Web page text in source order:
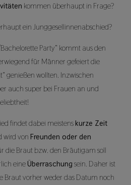
kommen überhaupt in Frage?
ein Junggesellinnenabschied?
Party“ kommt aus den
für Männer gefeiert die
genießen wollten. Inzwischen
auch super bei Frauen an und
findet dabei meistenskurze Zeit
wird von Freunden oder den
die Braut bzw. den Bräutigam soll
eineÜberraschungsein. Daher ist
Braut vorher weder das Datum noch